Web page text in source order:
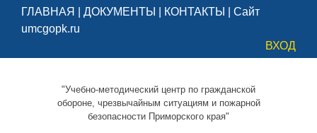
ГЛАВНАЯ ДОКУМЕНТЫ КОНТАКТЫ
Сайт
umcgopk.ru
ВХОД
"Учебно-методический центр по гражданской
обороне, чрезвычайным ситуациям и пожарной
безопасности Приморского края"